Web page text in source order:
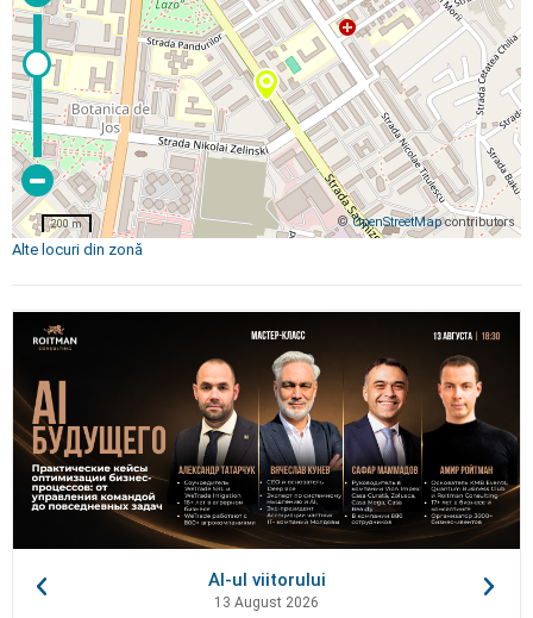
©OpenStreetMapcontributors
200 m
Alte locuri din zonă
AI-ul viitorului
13 August 2026